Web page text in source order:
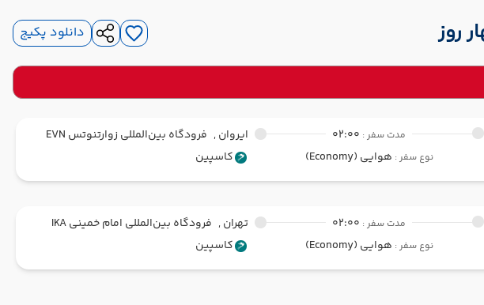
دانلود پکیج
مدت سفر : 02:00
نوع سفر : هوایی (Economy)
ایروان , فرودگاه بین‌المللی زوارتنوتس EVN
کاسپین
مدت سفر : 02:00
نوع سفر : هوایی (Economy)
تهران , فرودگاه بین‌المللی امام خمینی IKA
کاسپین